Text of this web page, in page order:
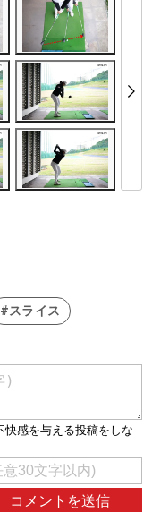
#スライス